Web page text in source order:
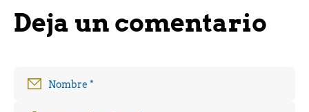
Deja un comentario
Nombre *